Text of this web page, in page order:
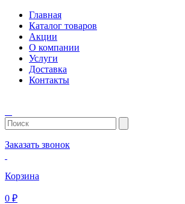
Главная
Каталог товаров
Акции
О компании
Услуги
Доставка
Контакты
Заказать звонок
Корзина
0 ₽